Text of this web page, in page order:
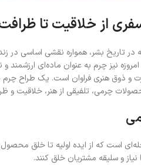
از خلاقیت تا
در تاریخ بشر، همواره نقشی اساسی در
امروزه نیز چرم به عنوان ماده‌ای
و ذوق هنری فراوان است. یک طراح چرم
چرمی، تلفیقی از هنر،
است که از ایده اولیه تا خلق
و سلیقه مشتریان خلق کنند.